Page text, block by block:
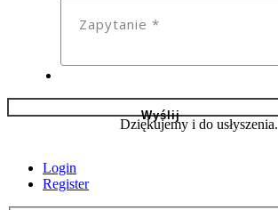
Dziękujemy i do usłyszenia.
Login
Register